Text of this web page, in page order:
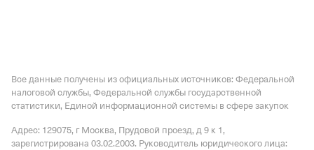
Все данные получены из официальных источников: Федеральной
налоговой службы, Федеральной службы государственной
статистики, Единой информационной системы в сфере закупок
Адрес: 129075, г Москва, Прудовой проезд, д 9 к 1,
зарегистрирована 03.02.2003. Руководитель юридического лица: